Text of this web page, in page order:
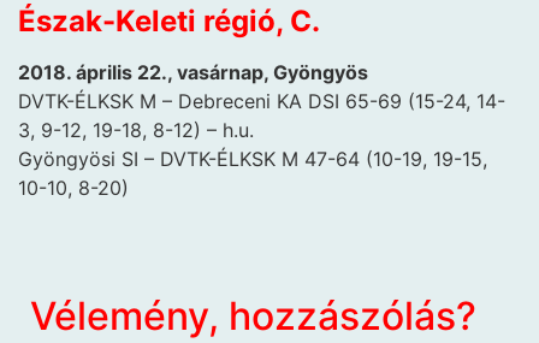
Észak-Keleti régió, C.
2018. április 22., vasárnap, Gyöngyös
DVTK-ÉLKSK M – Debreceni KA DSI 65-69 (15-24, 14-
3, 9-12, 19-18, 8-12) – h.u.
Gyöngyösi SI – DVTK-ÉLKSK M 47-64 (10-19, 19-15,
10-10, 8-20)
Vélemény, hozzászólás?